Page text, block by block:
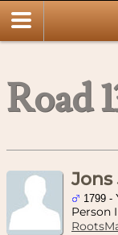
Road
Jons
1799 -
Person